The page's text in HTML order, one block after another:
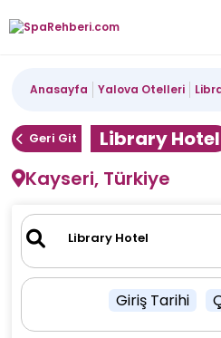
Anasayfa Yalova Otelleri
Geri Git
Library Hotel
Kayseri, Türkiye
Giriş Tarihi